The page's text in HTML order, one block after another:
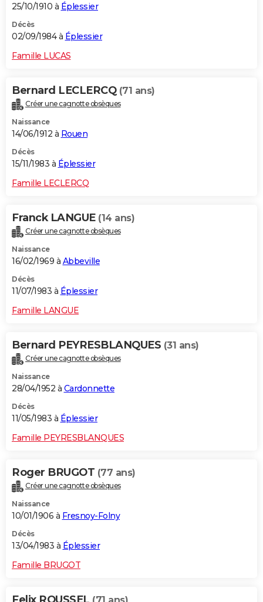
25/10/1910 à Éplessier
Décès
02/09/1984 à Éplessier
Famille LUCAS
Bernard LECLERCQ (71 ans)
Créer une cagnotte obsèques
Naissance
14/06/1912 à Rouen
Décès
15/11/1983 à Éplessier
Famille LECLERCQ
Franck LANGUE (14 ans)
Créer une cagnotte obsèques
Naissance
16/02/1969 à Abbeville
Décès
11/07/1983 à Éplessier
Famille LANGUE
Bernard PEYRESBLANQUES (31 ans)
Créer une cagnotte obsèques
Naissance
28/04/1952 à Cardonnette
Décès
11/05/1983 à Éplessier
Famille PEYRESBLANQUES
Roger BRUGOT (77 ans)
Créer une cagnotte obsèques
Naissance
10/01/1906 à Fresnoy-Folny
Décès
13/04/1983 à Éplessier
Famille BRUGOT